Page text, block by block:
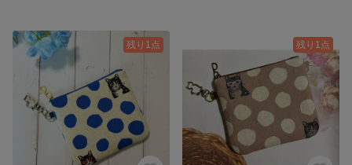
残り1点 残り1点